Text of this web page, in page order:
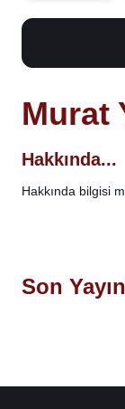
Murat
Hakkında...
Hakkında bilgisi
Son